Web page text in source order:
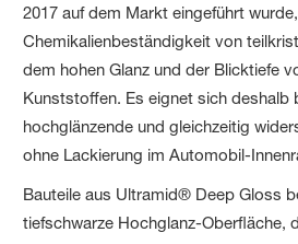
2017 auf dem Markt eingeführt
Chemikalienbeständigkeit von
dem hohen Glanz und der Blicktiefe
Kunststoffen. Es eignet sich deshalb
hochglänzende und gleichzeitig
ohne Lackierung im Automobil-
Bauteile aus Ultramid® Deep Gloss
tiefschwarze Hochglanz-Oberfläche,